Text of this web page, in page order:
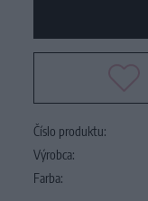
Číslo produktu:
Výrobca:
Farba: